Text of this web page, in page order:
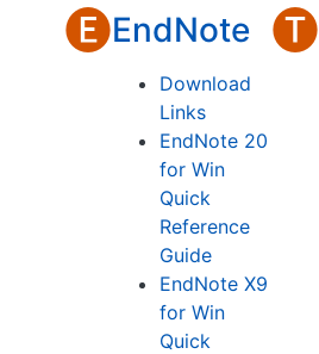
🅔EndNote 🅣
Download
Links
EndNote 20
for Win
Quick
Reference
Guide
EndNote X9
for Win
Quick